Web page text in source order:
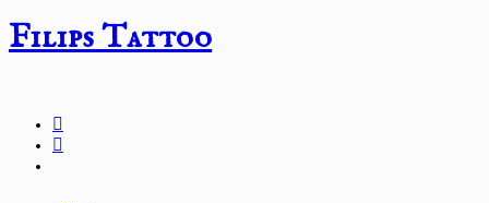
k
obsahu
Filips Tattoo